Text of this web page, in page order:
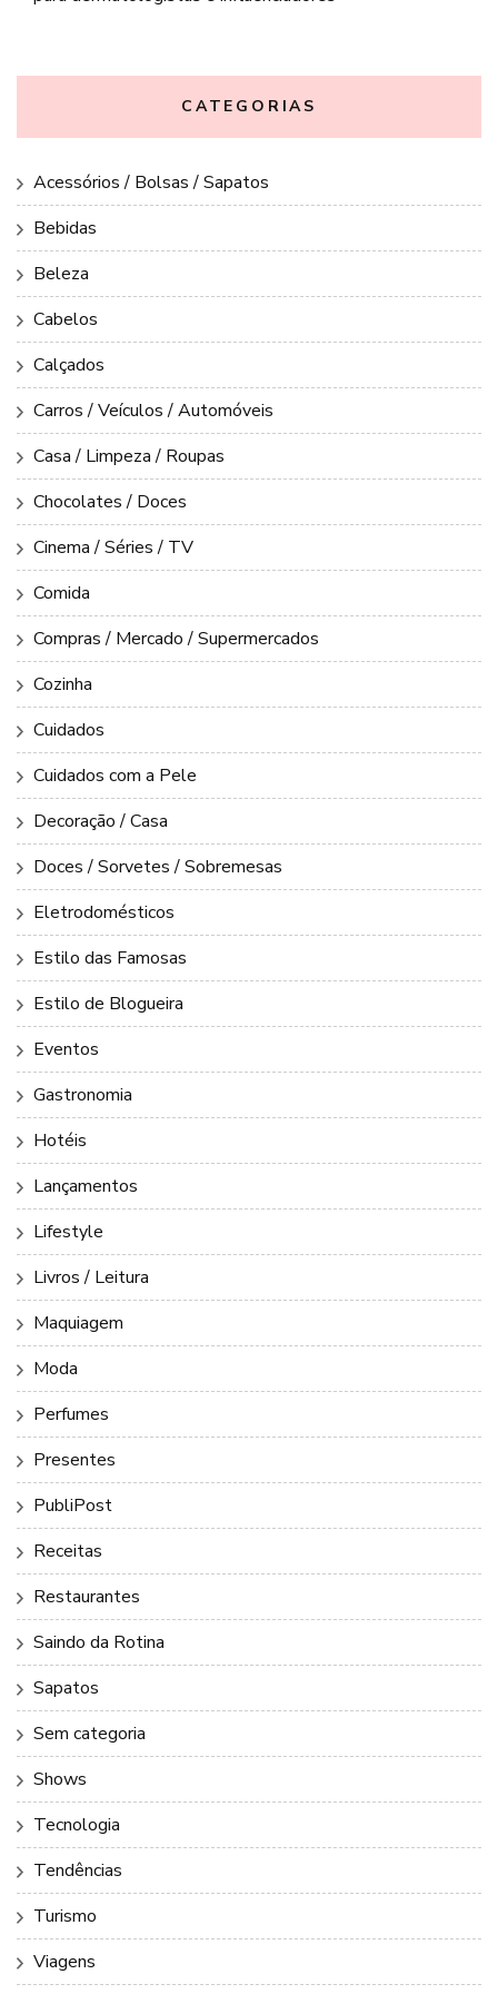
CATEGORIAS
Acessórios / Bolsas / Sapatos
Bebidas
Beleza
Cabelos
Calçados
Carros / Veículos / Automóveis
Casa / Limpeza / Roupas
Chocolates / Doces
Cinema / Séries / TV
Comida
Compras / Mercado / Supermercados
Cozinha
Cuidados
Cuidados com a Pele
Decoração / Casa
Doces / Sorvetes / Sobremesas
Eletrodomésticos
Estilo das Famosas
Estilo de Blogueira
Eventos
Gastronomia
Hotéis
Lançamentos
Lifestyle
Livros / Leitura
Maquiagem
Moda
Perfumes
Presentes
PubliPost
Receitas
Restaurantes
Saindo da Rotina
Sapatos
Sem categoria
Shows
Tecnologia
Tendências
Turismo
Viagens